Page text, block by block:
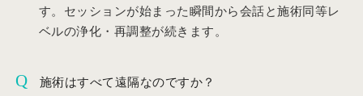
す。セッションが始まった瞬間から会話と施術同等レ
ベルの浄化・再調整が続きます。
施術はすべて遠隔なのですか？